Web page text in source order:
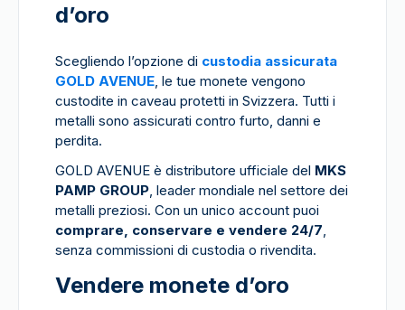
d’oro
Scegliendo l’opzione di custodia assicurata
GOLD AVENUE, le tue monete vengono
custodite in caveau protetti in Svizzera. Tutti i
metalli sono assicurati contro furto, danni e
perdita.
GOLD AVENUE è distributore ufficiale del MKS
PAMP GROUP, leader mondiale nel settore dei
metalli preziosi. Con un unico account puoi
comprare, conservare e vendere 24/7,
senza commissioni di custodia o rivendita.
Vendere monete d’oro